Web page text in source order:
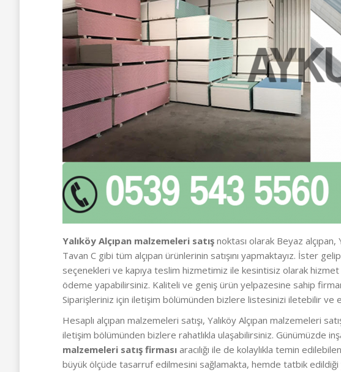
Yalıköy Alçıpan malzemeleri satış noktası olarak Beyaz alçıpan,
Tavan C gibi tüm alçıpan ürünlerinin satışını yapmaktayız. İster
seçenekleri ve kapıya teslim hizmetimiz ile kesintisiz olarak hizmet
ödeme yapabilirsiniz. Kaliteli ve geniş ürün yelpazesine sahip
Siparişleriniz için iletişim bölümünden bizlere listesinizi iletebilir ve
Hesaplı alçıpan malzemeleri satışı, Yalıköy Alçıpan malzemeleri
iletişim bölümünden bizlere rahatlıkla ulaşabilirsiniz. Günümüzde
malzemeleri satış firması aracılığı ile de kolaylıkla temin
büyük ölçüde tasarruf edilmesini sağlamakta, hemde tatbik